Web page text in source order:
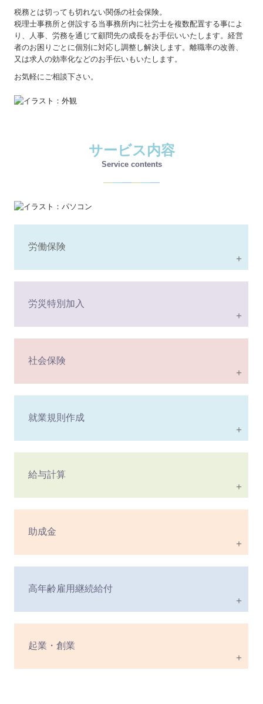
税務とは切っても切れない関係の社会保険。
税理士事務所と併設する当事務所内に社労士を複数配置する事によ
り、人事、労務を通じて顧問先の成長をお手伝いいたします。経営
者のお困りごとに個別に対応し調整し解決します。離職率の改善、
又は求人の効率化などのお手伝いもいたします。
お気軽にご相談下さい。
サービス内容
Service contents
――――――
労働保険
＋
労災特別加入
＋
社会保険
＋
就業規則作成
＋
給与計算
＋
助成金
＋
高年齢雇用継続給付
＋
起業・創業
＋